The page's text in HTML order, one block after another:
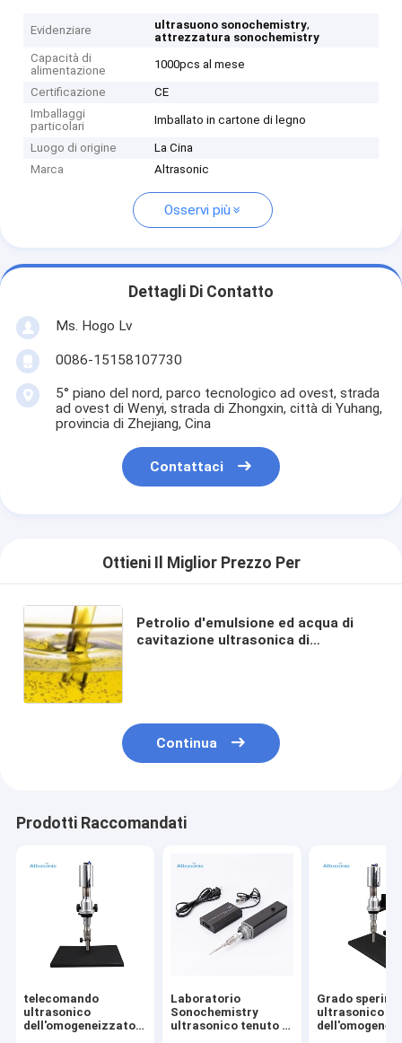
Evidenziare ultrasuono sonochemistry,
attrezzatura sonochemistry
Capacità di
alimentazione
1000pcs al mese
Certificazione
CE
Imballaggi
particolari
Imballato in cartone di legno
Luogo di origine
La Cina
Marca
Altrasonic
Osservi più
Dettagli Di Contatto
Ms. Hogo Lv
0086-15158107730
5° piano del nord, parco tecnologico ad ovest, strada
ad ovest di Wenyi, strada di Zhongxin, città di Yuhang,
provincia di Zhejiang, Cina
Contattaci
Ottieni Il Miglior Prezzo Per
Petrolio d'emulsione ed acqua di
cavitazione ultrasonica di
Continua
Prodotti Raccomandati
telecomando
ultrasonico
dell'omogeneizzatore
Laboratorio
Sonochemistry
ultrasonico tenuto in
Grado
ultrasonico